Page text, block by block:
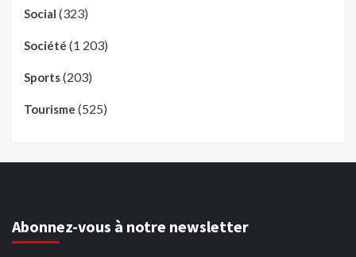
Social (323)
Société (1 203)
Sports(203)
Tourisme (525)
Abonnez-vous à notre newsletter